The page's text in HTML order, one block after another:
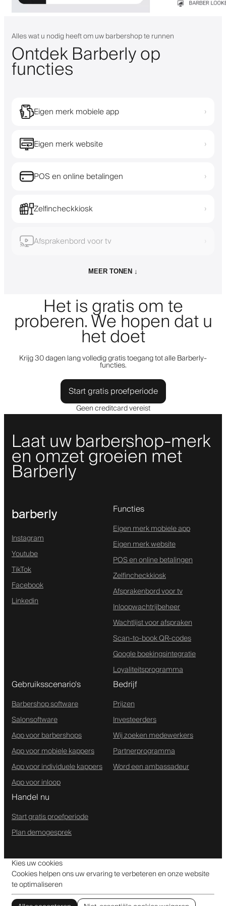
Alles wat u nodig heeft om uw barbershop te runnen
Ontdek Barberly op
functies
Eigen merk mobiele app ›
Eigen merk website ›
POS en online betalingen ›
Zelfincheckkiosk ›
Afsprakenbord voor tv ›
MEER TONEN ↓
Het is gratis om te
proberen. We hopen dat u
het doet
Krijg 30 dagen lang volledig gratis toegang tot alle Barberly-
functies.
Start gratis proefperiode
Geen creditcard vereist
Laat uw barbershop-merk
en omzet groeien met
Barberly
barberly
Instagram
Youtube
TikTok
Facebook
Linkedin
Functies
Eigen merk mobiele app
Eigen merk website
POS en online betalingen
Zelfincheckkiosk
Afsprakenbord voor tv
Inloopwachtrijbeheer
Wachtlijst voor afspraken
Scan-to-book QR-codes
Google boekingsintegratie
Loyaliteitsprogramma
Gebruiksscenario's
Barbershop software
Salonsoftware
App voor barbershops
App voor mobiele kappers
App voor individuele kappers
App voor inloop
Bedrijf
Prijzen
Investeerders
Wij zoeken medewerkers
Partnerprogramma
Word een ambassadeur
Handel nu
Start gratis proefperiode
Plan demogesprek
Kies uw cookies
Cookies helpen ons uw ervaring te verbeteren en onze website
te optimaliseren